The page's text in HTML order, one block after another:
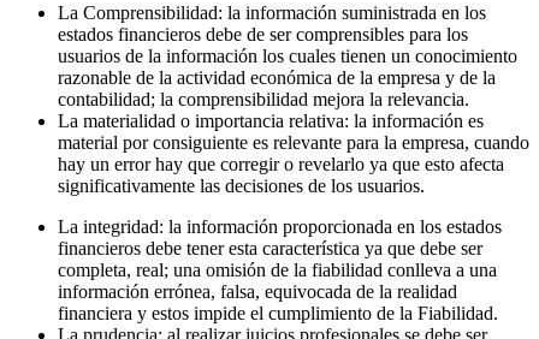
La Comprensibilidad: la información suministrada en los
estados financieros debe de ser comprensibles para los
usuarios de la información los cuales tienen un conocimiento
razonable de la actividad económica de la empresa y de la
contabilidad; la comprensibilidad mejora la relevancia.
La materialidad o importancia relativa: la información es
material por consiguiente es relevante para la empresa, cuando
hay un error hay que corregir o revelarlo ya que esto afecta
significativamente las decisiones de los usuarios.
La integridad: la información proporcionada en los estados
financieros debe tener esta característica ya que debe ser
completa, real; una omisión de la fiabilidad conlleva a una
información errónea, falsa, equivocada de la realidad
financiera y estos impide el cumplimiento de la Fiabilidad.
La prudencia: al realizar juicios profesionales se debe ser